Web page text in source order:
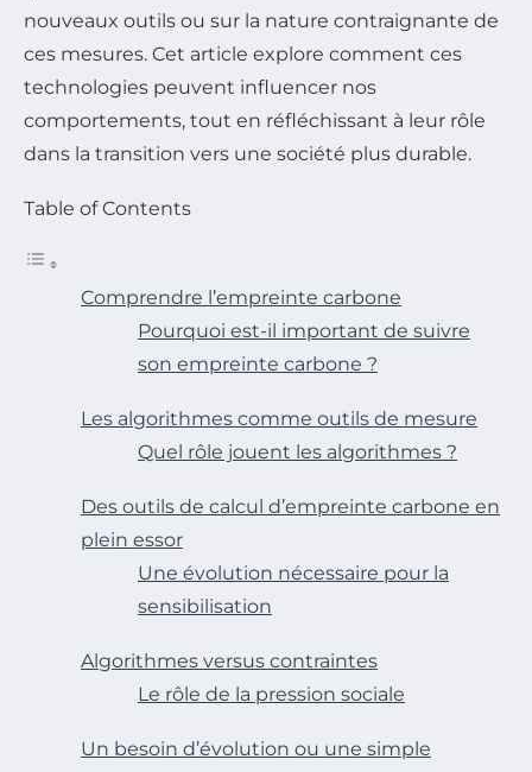
nouveaux outils ou sur la nature contraignante de
ces mesures. Cet article explore comment ces
technologies peuvent influencer nos
comportements, tout en réfléchissant à leur rôle
dans la transition vers une société plus durable.
Table of Contents
Comprendre l’empreinte carbone
Pourquoi est-il important de suivre
son empreinte carbone ?
Les algorithmes comme outils de mesure
Quel rôle jouent les algorithmes ?
Des outils de calcul d’empreinte carbone en
plein essor
Une évolution nécessaire pour la
sensibilisation
Algorithmes versus contraintes
Le rôle de la pression sociale
Un besoin d’évolution ou une simple